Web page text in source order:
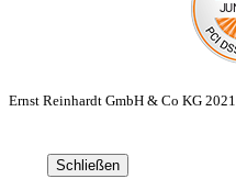
Ernst Reinhardt GmbH & Co KG 2021
Schließen